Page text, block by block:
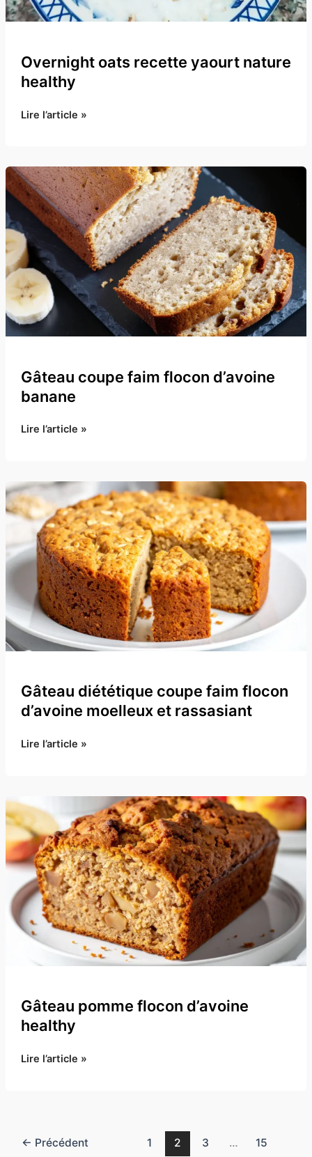
Overnight oats recette yaourt​ nature
healthy
Overnight
yaourt​
nature
healthy
Lire l’article »
Gâteau coupe faim flocon d’avoine
banane
Gâteau
flocon
d’avoine
banane
Lire l’article »
Gâteau diététique coupe faim flocon
d’avoine moelleux et rassasiant
Gâteau
flocon
d’avoine
moelleux
et
rassasiant
Lire l’article »
Gâteau pomme flocon d’avoine
healthy
Gâteau
Lire l’article »
← Précédent 1 2 3 … 15